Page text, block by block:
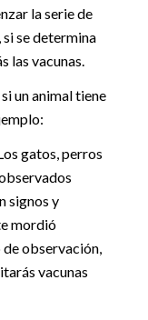
la serie de
se determina
las vacunas.
un animal tiene
gatos, perros
signos y
mordió
observación,
vacunas